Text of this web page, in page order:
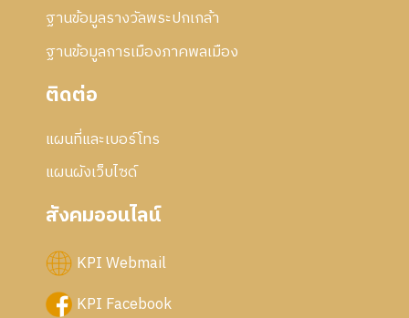
ฐานข้อมูลรางวัลพระปกเกล้า
ฐานข้อมูลการเมืองภาคพลเมือง
ติดต่อ
แผนที่และเบอร์โทร
แผนผังเว็บไซด์
สังคมออนไลน์
KPI Webmail
KPI Facebook